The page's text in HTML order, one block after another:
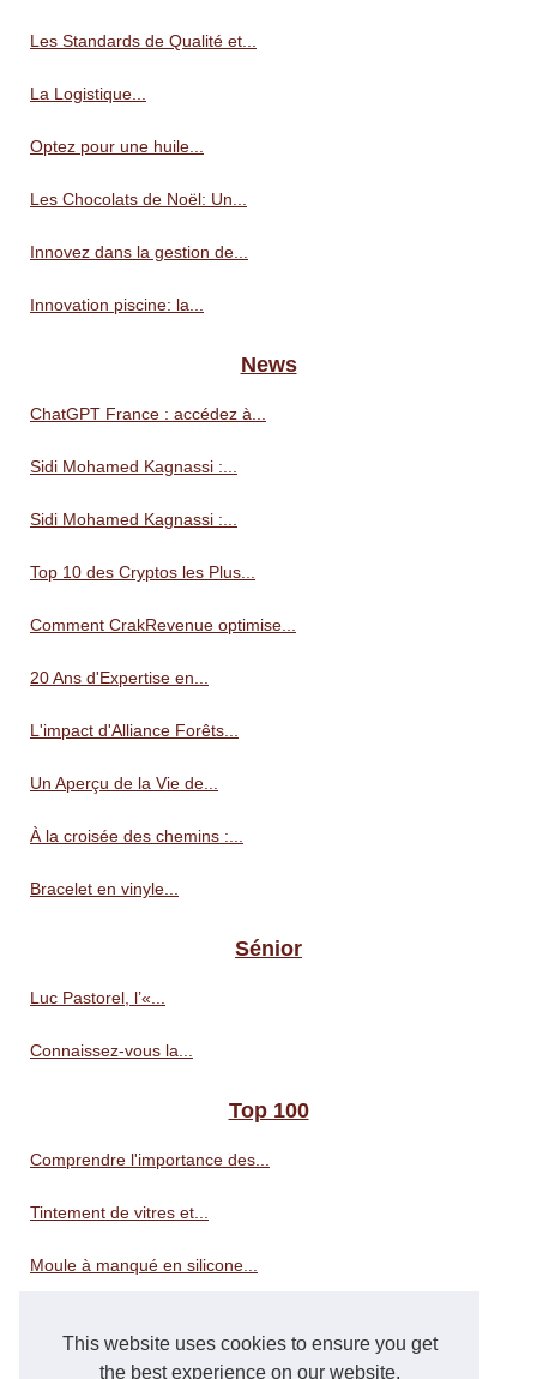
This website uses cookies to ensure you get
the best experience on our website.
Les Standards de Qualité et...
La Logistique...
Optez pour une huile...
Les Chocolats de Noël: Un...
Innovez dans la gestion de...
Innovation piscine: la...
News
ChatGPT France : accédez à...
Sidi Mohamed Kagnassi :...
Sidi Mohamed Kagnassi :...
Top 10 des Cryptos les Plus...
Comment CrakRevenue optimise...
20 Ans d'Expertise en...
L'impact d'Alliance Forêts...
Un Aperçu de la Vie de...
À la croisée des chemins :...
Bracelet en vinyle...
Sénior
Luc Pastorel, l’«...
Connaissez-vous la...
Top 100
Comprendre l'importance des...
Tintement de vitres et...
Moule à manqué en silicone...
Choisir la bonne litière...